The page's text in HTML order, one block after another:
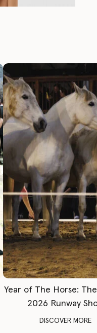
Year of The Horse:
2026 Runway
DISCOVER MORE